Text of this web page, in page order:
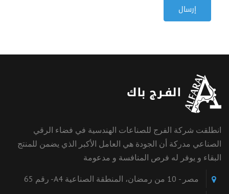
انطلقت شركة الفرج للصناعات الهندسية في فضاء الرقي
الصناعي مدركة أن الجودة هي العامل الأكبر الذي يضمن للمنتج
البقاء و يوفر له فرص المنافسة و مدعومة
مصر - 10 من رمضان، المنطقة الصناعية A4- رقم 65